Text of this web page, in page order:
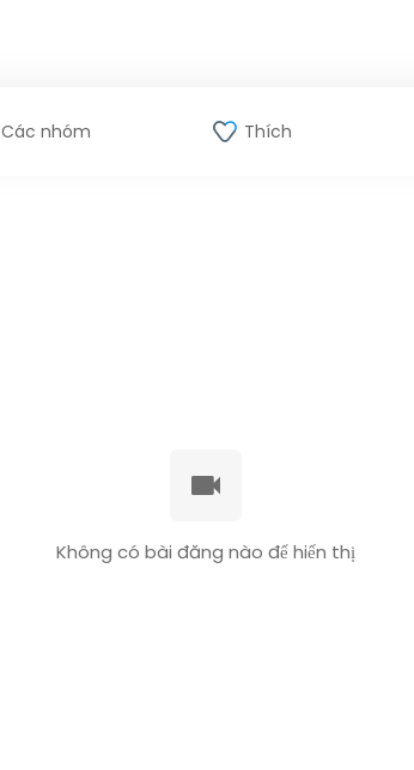
Các nhóm Thích
Không có bài đăng nào để hiển thị